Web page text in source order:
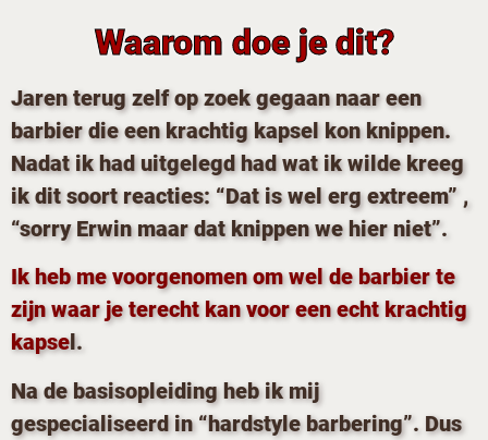
Waarom doe je dit?
Jaren terug zelf op zoek gegaan naar een
barbier die een krachtig kapsel kon knippen.
Nadat ik had uitgelegd had wat ik wilde kreeg
ik dit soort reacties: “Dat is wel erg extreem” ,
“sorry Erwin maar dat knippen we hier niet”.
Ik heb me voorgenomen om wel de barbier te
zijn waar je terecht kan voor een echt krachtig
kapsel.
Na de basisopleiding heb ik mij
gespecialiseerd in “hardstyle barbering”. Dus